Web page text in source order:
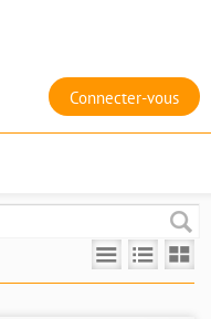
Connecter-vous